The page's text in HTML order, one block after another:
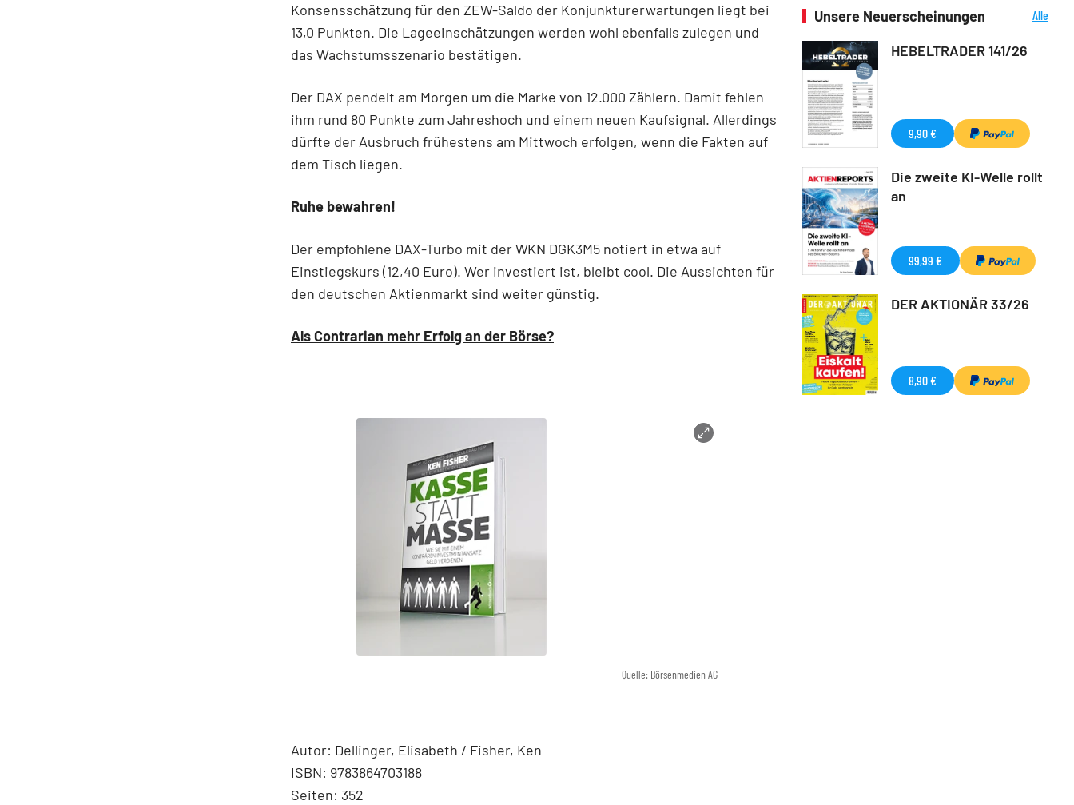
Konsensschätzung für den ZEW-Saldo der Konjunkturerwartungen liegt bei
13,0 Punkten. Die Lageeinschätzungen werden wohl ebenfalls zulegen und
das Wachstumsszenario bestätigen.
Der DAX pendelt am Morgen um die Marke von 12.000 Zählern. Damit fehlen
ihm rund 80 Punkte zum Jahreshoch und einem neuen Kaufsignal. Allerdings
dürfte der Ausbruch frühestens am Mittwoch erfolgen, wenn die Fakten auf
dem Tisch liegen.
Ruhe bewahren!
Der empfohlene DAX-Turbo mit der WKN DGK3M5 notiert in etwa auf
Einstiegskurs (12,40 Euro). Wer investiert ist, bleibt cool. Die Aussichten für
den deutschen Aktienmarkt sind weiter günstig.
Als Contrarian mehr Erfolg an der Börse?
Quelle: Börsenmedien AG
Autor: Dellinger, Elisabeth / Fisher, Ken
ISBN: 9783864703188
Seiten: 352
Unsere Neuerscheinungen
Alle
HEBELTRADER 141/26
9,90 €
Die zweite KI-Welle rollt
an
99,99 €
DER AKTIONÄR 33/26
8,90 €